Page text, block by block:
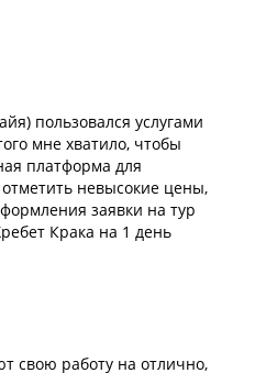
пользовался услугами
мне хватило, чтобы
платформа для
невысокие цены,
заявки на тур
свою работу на отлично,